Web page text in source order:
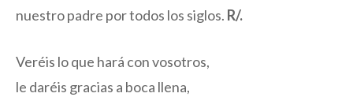
nuestro padre por todos los siglos. R/.
Veréis lo que hará con vosotros,
le daréis gracias a boca llena,